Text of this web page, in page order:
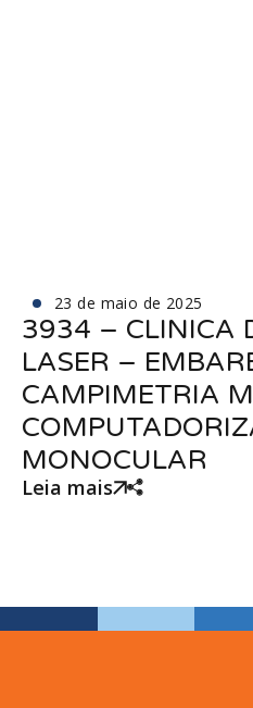
23 de maio de 2025
3934 – CLINICA
LASER –
CAMPIMETRIA
MONOCULAR
Leia mais